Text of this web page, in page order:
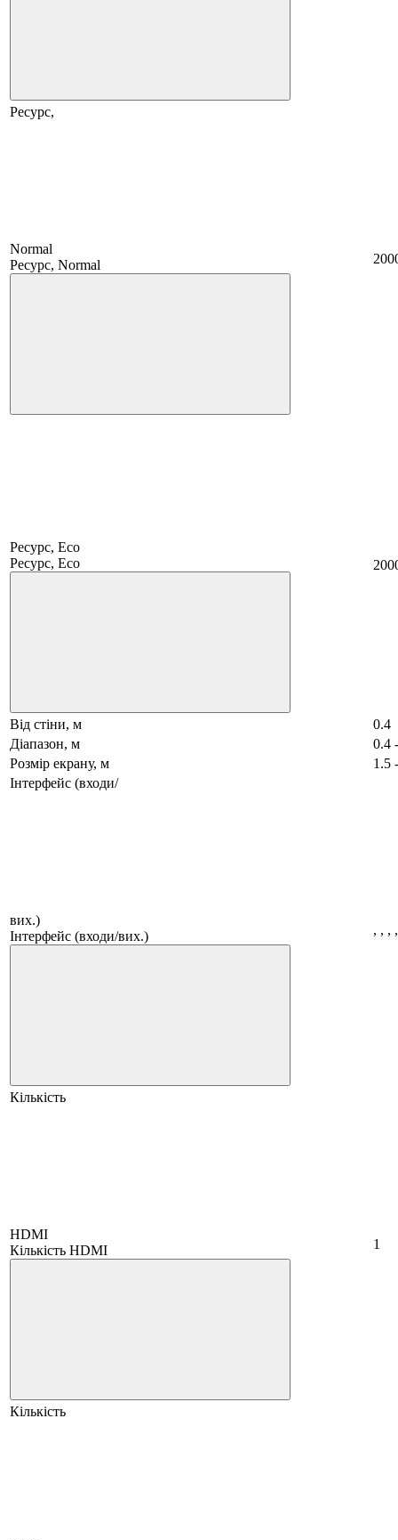
Ресурс,
Normal
Ресурс, Normal
Ресурс, Eco
Ресурс, Eco
Від стіни, м
0.4
Діапазон, м
0.4
Розмір екрану, м
1.5
Інтерфейс (входи/
вих.)
Інтерфейс (входи/вих.)
, , ,
Кількість
HDMI
Кількість HDMI
1
Кількість